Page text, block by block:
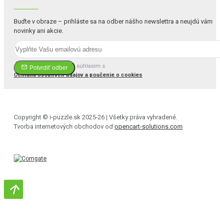
Buďte v obraze – prihláste sa na odber nášho newslettra a neujdú vám
novinky ani akcie.
Potvrdiť odber
Prečítal(a) som si a súhlasím s
Ochrana osobných údajov a poučenie o cookies
Copyright © i-puzzle.sk 2025-26 | Všetky práva vyhradené.
Tvorba internetových obchodov od opencart-solutions.com